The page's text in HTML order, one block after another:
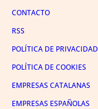
CONTACTO
RSS
POLÍTICA DE PRIVACIDAD
POLÍTICA DE COOKIES
EMPRESAS CATALANAS
EMPRESAS ESPAÑOLAS